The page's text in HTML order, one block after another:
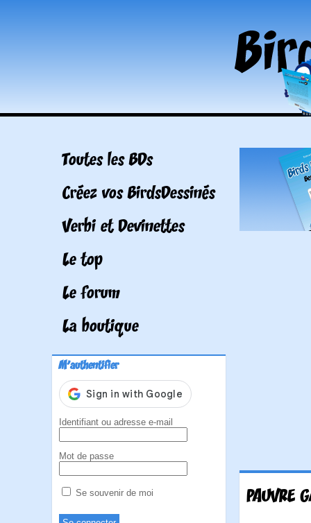
Toutes les BDs
Créez vos BirdsDessinés
Verbi et Devinettes
Le top
Le forum
La boutique
M'authentifier
Identifiant ou adresse e-mail
Mot de passe
Se souvenir de moi PAUVRE